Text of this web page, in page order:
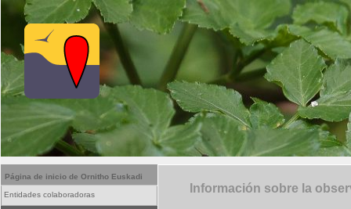
Página de inicio de Ornitho Euskadi
Entidades colaboradoras Información sobre la